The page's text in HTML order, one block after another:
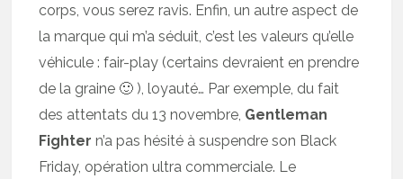
corps, vous serez ravis. Enfin, un autre aspect de
la marque qui m’a séduit, c’est les valeurs qu’elle
véhicule : fair-play (certains devraient en prendre
de la graine 🙂 ), loyauté… Par exemple, du fait
des attentats du 13 novembre, Gentleman
Fighter n’a pas hésité à suspendre son Black
Friday, opération ultra commerciale. Le